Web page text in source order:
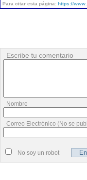
Para citar esta página: https://
Escribe tu comentario
Nombre
Correo Electrónico (No se
No soy un robot